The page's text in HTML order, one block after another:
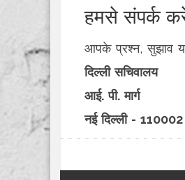
हमसे संपर्क
आपके प्रश्न, सुझाव
दिल्ली सचिवालय
आई. पी. मार्ग
नई दिल्ली - 110002